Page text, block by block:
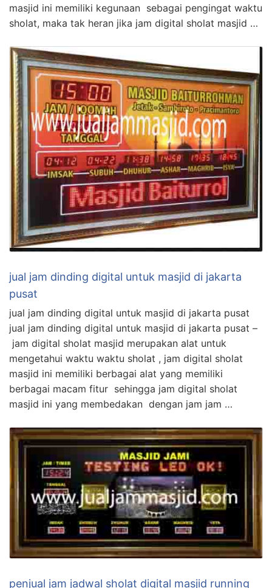
masjid ini memiliki kegunaan sebagai pengingat waktu
sholat, maka tak heran jika jam digital sholat masjid …
jual jam dinding digital untuk masjid di jakarta
pusat
jual jam dinding digital untuk masjid di jakarta pusat
jual jam dinding digital untuk masjid di jakarta pusat –
jam digital sholat masjid merupakan alat untuk
mengetahui waktu waktu sholat , jam digital sholat
masjid ini memiliki berbagai alat yang memiliki
berbagai macam fitur sehingga jam digital sholat
masjid ini yang membedakan dengan jam jam …
penjual jam jadwal sholat digital masjid running